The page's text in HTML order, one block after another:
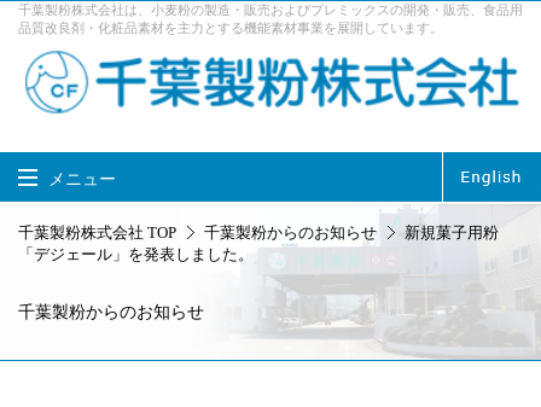
千葉製粉株式会社は、小麦粉の製造・販売およびプレミックスの開発・販売、食品用
品質改良剤・化粧品素材を主力とする機能素材事業を展開しています。
メニュー
千葉製粉株式会社 TOP
事業内容
企業情報 サステナビリティ
採用情報 お問い合せ
千葉製粉株式会社 TOP 千葉製粉からのお知らせ
新規菓子用粉
「デジェール」を発表しました。
千葉製粉からのお知らせ